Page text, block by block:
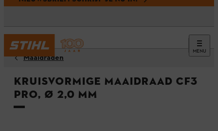
MENU
Maaidraden
Kruisvormige maaidraad CF3
Pro, Ø 2,0 mm